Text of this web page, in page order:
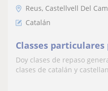
Reus, Castellvell Del
Catalán
Classes
Doy clases de repaso
clases de catalán y